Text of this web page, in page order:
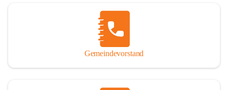
Gemeindevorstand